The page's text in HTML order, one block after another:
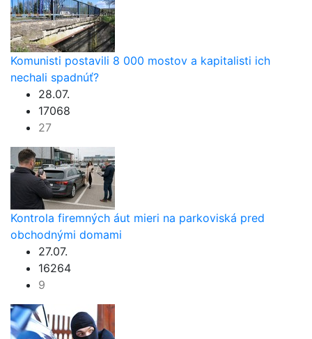
Komunisti postavili 8 000 mostov a kapitalisti ich
nechali spadnúť?
28.07.
17068
27
Kontrola firemných áut mieri na parkoviská pred
obchodnými domami
27.07.
16264
9